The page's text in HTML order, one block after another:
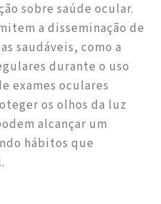
sobre saúde ocular.
a disseminação de
saudáveis, como a
durante o uso
exames oculares
os olhos da luz
alcançar um
hábitos que